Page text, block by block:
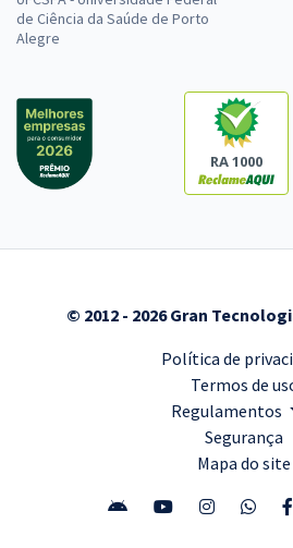
de Ciência da Saúde de Porto
Alegre
RA 1000
© 2012 - 2026 Gran
Política de
Termos de
Regulamentos
Segurança
Mapa do site